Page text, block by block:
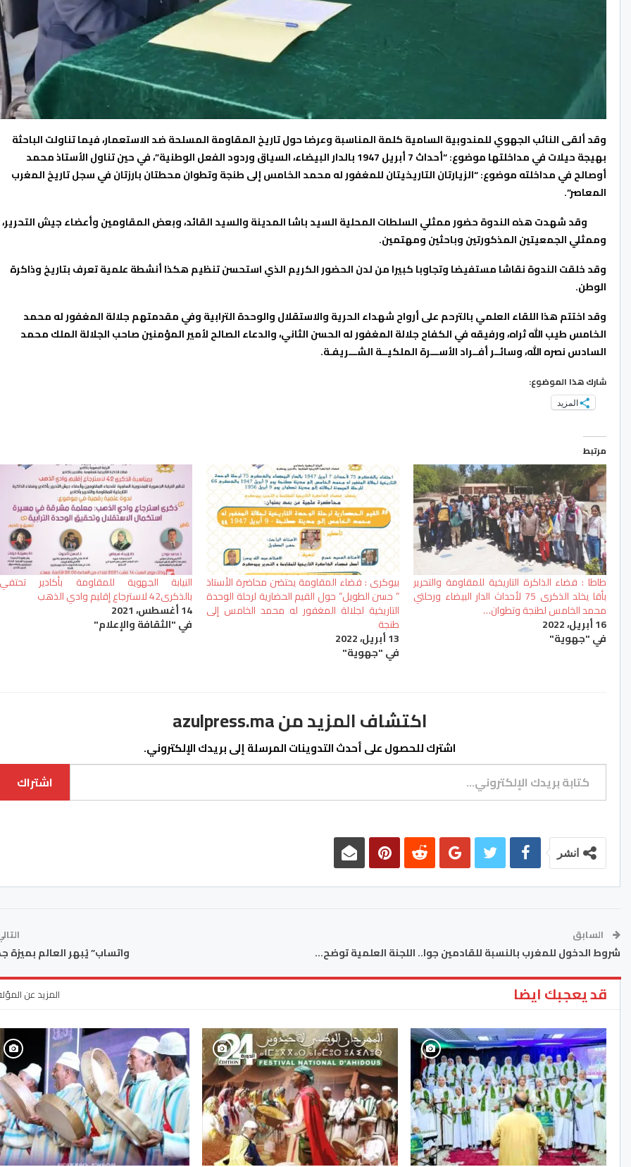
وقد ألقى النائب الجهوي للمندوبية السامية كلمة المناسبة وعرضا حول تاريخ المقاومة المسلحة ضد الاستعمار، فيما تناولت الباحثة
بهيجة حيلات في مداخلتها موضوع: “أحداث 7 أبريل 1947 بالدار البيضاء، السياق وردود الفعل الوطنية”، في حين تناول الأستاذ محمد
أوصالح في مداخلته موضوع: “الزيارتان التاريخيتان للمغفور له محمد الخامس إلى طنجة وتطوان محطتان بارزتان في سجل تاريخ المغرب
المعاصر”.
وقد شهدت هذه الندوة حضور ممثلي السلطات المحلية السيد باشا المدينة والسيد القائد، وبعض المقاومين وأعضاء جيش التحرير،
وممثلي الجمعيتين المذكورتين وباحثين ومهتمين.
وقد خلقت الندوة نقاشا مستفيضا وتجاوبا كبيرا من لدن الحضور الكريم الذي استحسن تنظيم هكذا أنشطة علمية تعرف بتاريخ وذاكرة
الوطن.
وقد اختتم هذا اللقاء العلمي بالترحم على أرواح شهداء الحرية والاستقلال والوحدة الترابية وفي مقدمتهم جلالة المغفور له محمد
الخامس طيب الله ثراه، ورفيقه في الكفاح جلالة المغفور له الحسن الثاني، والدعاء الصالح لأمير المؤمنين صاحب الجلالة الملك محمد
السادس نصره الله، وسائــر أفــراد الأســـرة الملكيــة الشـــريفـة.
شارك هذا الموضوع:
المزيد
مرتبط
طاطا : فضاء الذاكرة التاريخية للمقاومة والتحرير
بأقا يخلد الذكرى 75 لأحداث الدار البيضاء ورحلتي
محمد الخامس لطنجة وتطوان…
16 أبريل، 2022
في "جهوية"
بيوكرى : فضاء المقاومة يحتضن محاضرة الأستاذ
” حسن الطويل” حول القيم الحضارية لرحلة الوحدة
التاريخية لجلالة المغفور له محمد الخامس إلى
طنجة
13 أبريل، 2022
في "جهوية"
النيابة الجهوية للمقاومة بأكادير تحتفي
بالذكرى42 لاسترجاع إقليم وادي الذهب
14 أغسطس، 2021
في "الثقافة والإعلام"
اكتشاف المزيد من azulpress.ma
اشترك للحصول على أحدث التدوينات المرسلة إلى بريدك الإلكتروني.
كتابة بريدك الإلكتروني...
اشتراك
انشر
السابق
شروط الدخول للمغرب بالنسبة للقادمين جوا.. اللجنة العلمية توضح… واتساب” يُبهر العالم بميزة
قد يعجبك ايضا المزيد عن